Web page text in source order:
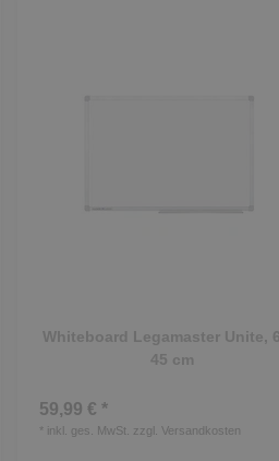
Whiteboard Legamaster Unite,
45 cm
59,99 € *
* inkl. ges. MwSt. zzgl. Versandkosten